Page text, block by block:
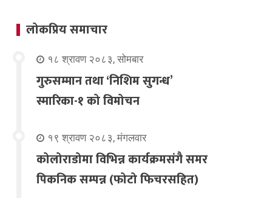
लोकप्रिय समाचार
१८ श्रावण २०८३, सोमबार
गुरुसम्मान तथा ‘निशिम सुगन्ध’
स्मारिका-१ को विमोचन
१९ श्रावण २०८३, मंगलवार
कोलोराडोमा विभिन्न कार्यक्रमसंगै समर
पिकनिक सम्पन्न (फोटो फिचरसहित)